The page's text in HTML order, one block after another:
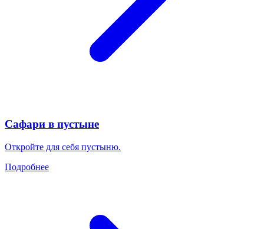
Сафари в пустыне
Откройте для себя пустыню.
Подробнее